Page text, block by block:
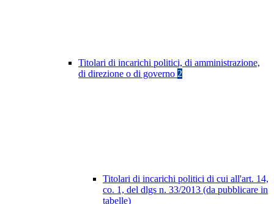
Titolari di incarichi politici, di amministrazione,
di direzione o di governo 2
Titolari di incarichi politici di cui all'art. 14,
co. 1, del dlgs n. 33/2013 (da pubblicare in
tabelle)